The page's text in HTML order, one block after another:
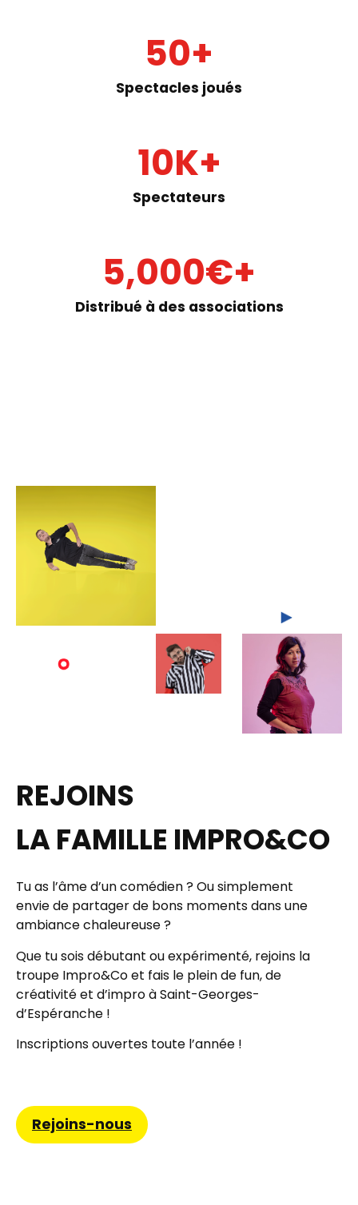
Spectacles joués
50+
Spectateurs
10K+
Distribué à des associations
5,000€+
REJOINS
LA FAMILLE IMPRO&CO
Tu as l’âme d’un comédien ? Ou simplement
envie de partager de bons moments dans une
ambiance chaleureuse ?
Que tu sois débutant ou expérimenté, rejoins la
troupe Impro&Coet fais le plein de fun, de
créativité et d’impro à Saint-Georges-
d’Espéranche !
Inscriptions ouvertes toute l’année !
Rejoins-nous